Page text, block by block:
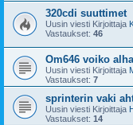
320cdi suuttimet
Uusin viesti Kirjoittaja
Vastaukset: 46
Om646 voiko
Uusin viesti Kirjoittaja
Vastaukset: 7
sprinterin vaki
Uusin viesti Kirjoittaja
Vastaukset: 14